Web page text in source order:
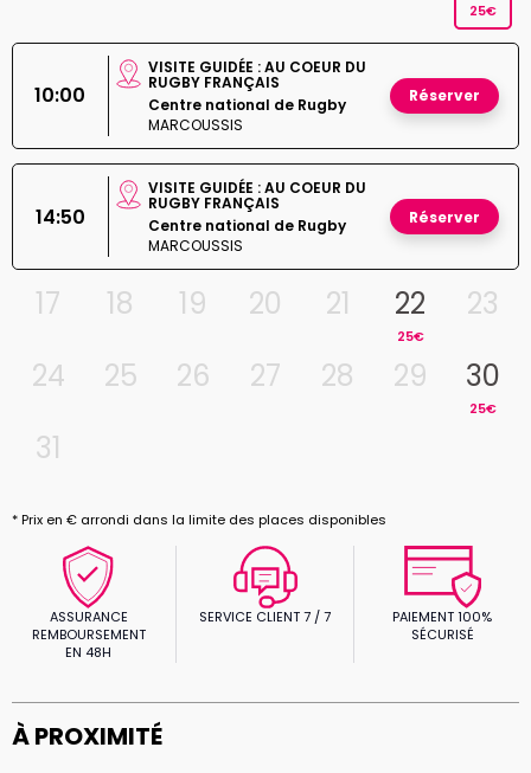
25€
10:00
VISITE GUIDÉE : AU COEUR DU
RUGBY FRANÇAIS
Centre national de Rugby
MARCOUSSIS
Réserver
14:50
VISITE GUIDÉE : AU COEUR DU
RUGBY FRANÇAIS
Centre national de Rugby
MARCOUSSIS
Réserver
17 18 19 20 21 22
25€
23
24
25 26 27 28 29 30
25€
31
* Prix en € arrondi dans la limite des places disponibles
ASSURANCE
REMBOURSEMENT
EN 48H
SERVICE CLIENT 7 / 7
PAIEMENT 100%
SÉCURISÉ
À PROXIMITÉ